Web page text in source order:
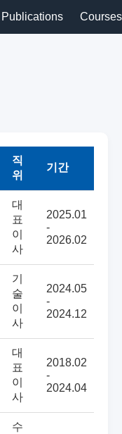
Publications Courses
직
위
기간
대
표
이
사
2025.01
-
2026.02
기
술
이
사
2024.05
-
2024.12
대
표
이
사
2018.02
-
2024.04
수